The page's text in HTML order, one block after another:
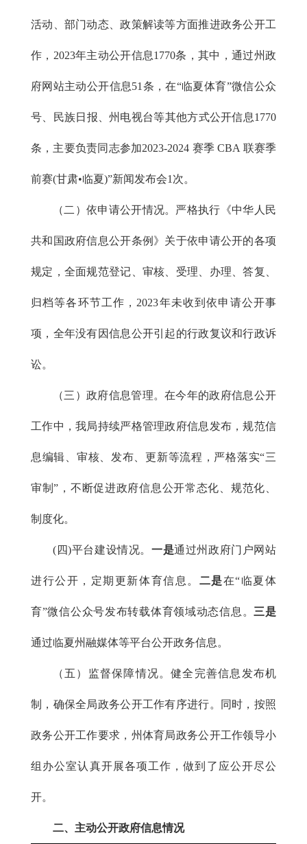
活动、部门动态、政策解读等方面推进政务公开工
作，2023年主动公开信息1770条，其中，通过州政
府网站主动公开信息51条，在“临夏体育”微信公众
号、民族日报、州电视台等其他方式公开信息1770
条，主要负责同志参加2023-2024 赛季 CBA 联赛季
前赛(甘肃•临夏)”新闻发布会1次。
（二）依申请公开情况。严格执行《中华人民
共和国政府信息公开条例》关于依申请公开的各项
规定，全面规范登记、审核、受理、办理、答复、
归档等各环节工作，2023年未收到依申请公开事
项，全年没有因信息公开引起的行政复议和行政诉
讼。
（三）政府信息管理。在今年的政府信息公开
工作中，我局持续严格管理政府信息发布，规范信
息编辑、审核、发布、更新等流程，严格落实“三
审制”，不断促进政府信息公开常态化、规范化、
制度化。
(四)平台建设情况。 一是通过州政府门户网站
进行公开，定期更新体育信息。 二是在“临夏体
育”微信公众号发布转载体育领域动态信息。 三是
通过临夏州融媒体等平台公开政务信息。
（五）监督保障情况。健全完善信息发布机
制，确保全局政务公开工作有序进行。同时，按照
政务公开工作要求，州体育局政务公开工作领导小
组办公室认真开展各项工作，做到了应公开尽公
开。
二、主动公开政府信息情况